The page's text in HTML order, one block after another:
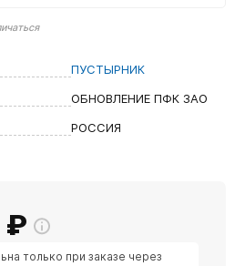
ПУСТЫРНИК
ОБНОВЛЕНИЕ ПФК ЗАО
РОССИЯ
₽
только при заказе через